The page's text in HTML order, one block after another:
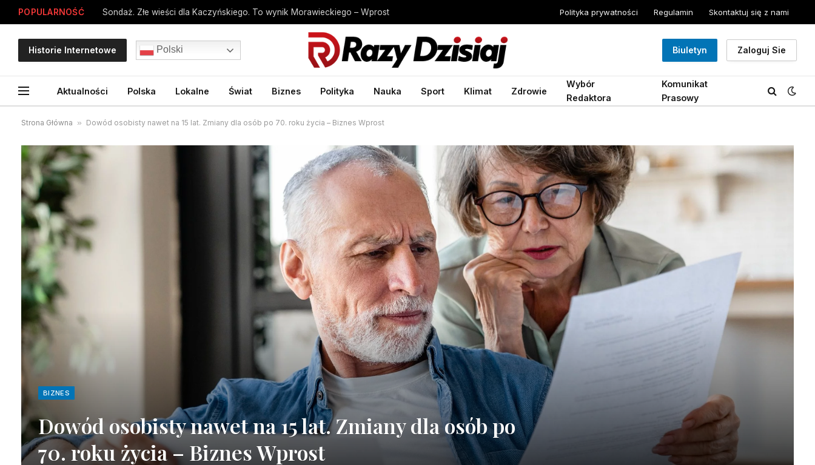
POPULARNOŚĆ Sondaż. Złe wieści dla Kaczyńskiego. To wynik Morawieckiego – Wprost Polityka prywatności Regulamin Skontaktuj się z nami
Historie Internetowe Polski Biuletyn Zaloguj Sie
Aktualności Polska Lokalne Świat Biznes Polityka Nauka Sport Klimat Zdrowie
Wybór
Redaktora
Komunikat
Prasowy
Strona Główna » Dowód osobisty nawet na 15 lat. Zmiany dla osób po 70. roku życia – Biznes Wprost
BIZNES
Dowód osobisty nawet na 15 lat. Zmiany dla osób po
70. roku życia – Biznes Wprost